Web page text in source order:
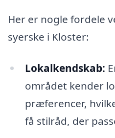
Her er nogle fordele
syerske i Kloster:
Lokalkendskab:
området kender
præferencer,
få stilråd, der